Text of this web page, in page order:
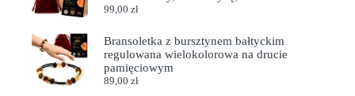
99,00 zł
Bransoletka z bursztynem bałtyckim
regulowana wielokolorowa na drucie
pamięciowym
89,00 zł